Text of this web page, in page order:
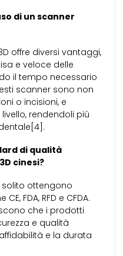
di un scanner
offre diversi vantaggi,
e veloce delle
il tempo necessario
scanner sono non
o incisioni, e
rendendoli più
di qualità
cinesi?
solito ottengono
FDA, RFD e CFDA.
che i prodotti
e qualità
e la durata